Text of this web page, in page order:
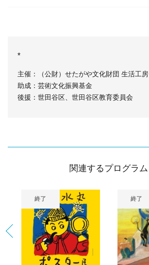
*
主催：（公財）せたがや文化財団 生活工房
助成：芸術文化振興基金
後援：世田谷区、世田谷区教育委員会
関連するプログラム
終了 終了